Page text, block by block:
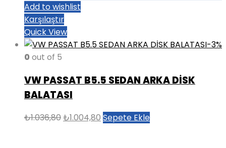
Add to wishlist
Karşılaştır
Quick View
-3%
0 out of 5
VW PASSAT B5.5 SEDAN ARKA DİSK
BALATASI
₺1.036,80Orijinal
₺1.004,80 Şu
Sepete Ekle